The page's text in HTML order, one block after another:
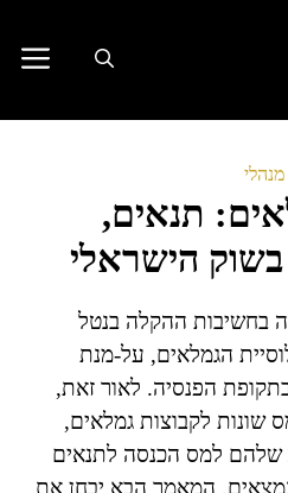
תנאים,
בשוק הישראלי
בחשיבות ההקלה בנטל
הגמלאים, על-מנת
הפנסיה. לאור זאת,
לקבוצות גמלאים,
למס הכנסה לתנאים
המאמר הבא יבחן את